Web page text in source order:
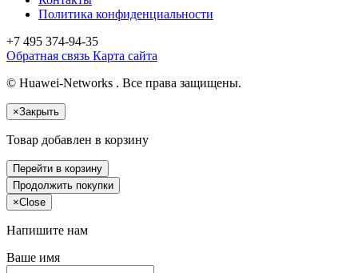
Политика конфиденциальности
+7 495 374-94-35
Обратная связь Карта сайта
© Huawei-Networks . Все права защищены.
×Закрыть
Товар добавлен в корзину
Перейти в корзину
Продолжить покупки
×Close
Напишите нам
Ваше имя